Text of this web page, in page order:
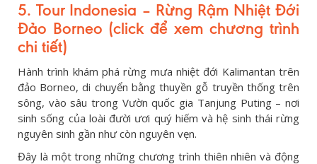
5. Tour Indonesia – Rừng Rậm Nhiệt Đới
Đảo Borneo (click để xem chương trình
chi tiết)
Hành trình khám phá rừng mưa nhiệt đới Kalimantan trên
đảo Borneo, di chuyển bằng thuyền gỗ truyền thống trên
sông, vào sâu trong Vườn quốc gia Tanjung Puting – nơi
sinh sống của loài đười ươi quý hiếm và hệ sinh thái rừng
nguyên sinh gần như còn nguyên vẹn.
Đây là một trong những chương trình thiên nhiên và động